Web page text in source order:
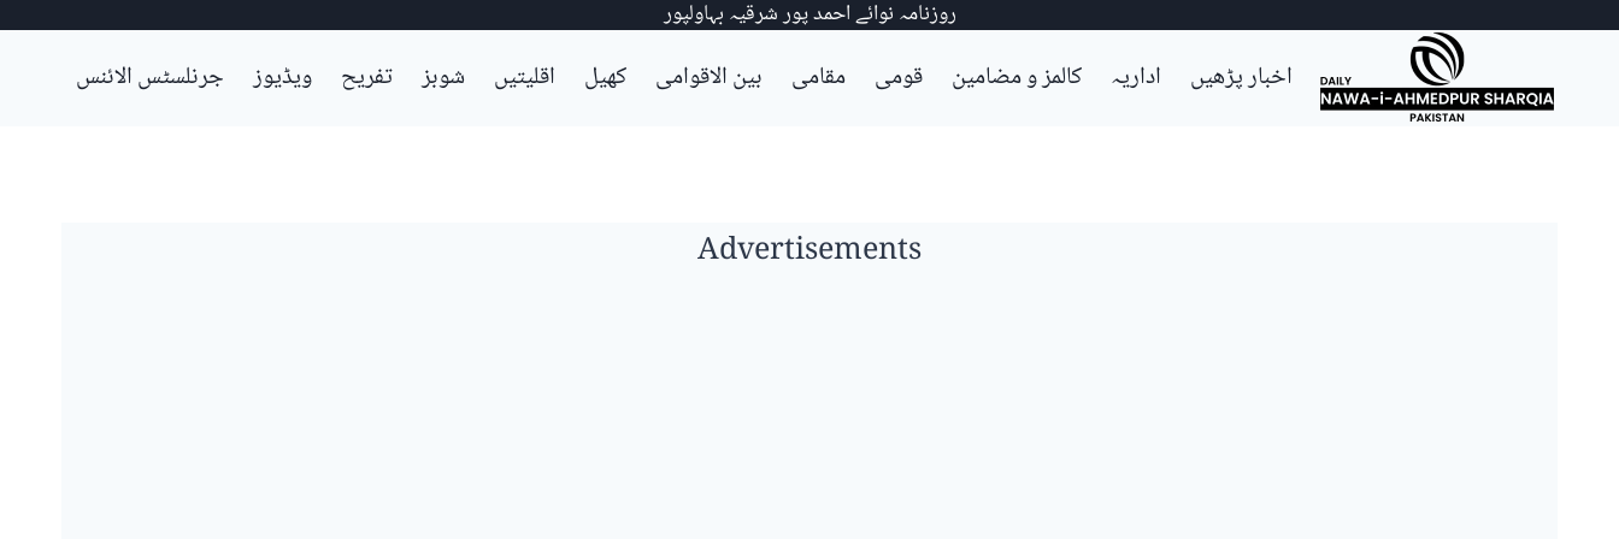
Skip
روزنامہ نوائے احمد پور شرقیہ بہاولپور
اخبار پڑھیں اداریہ کالمز و مضامین قومی مقامی بین الاقوامی کھیل اقلیتیں شوبز تفریح ویڈیوز جرنلسٹس الائنس
Advertisements